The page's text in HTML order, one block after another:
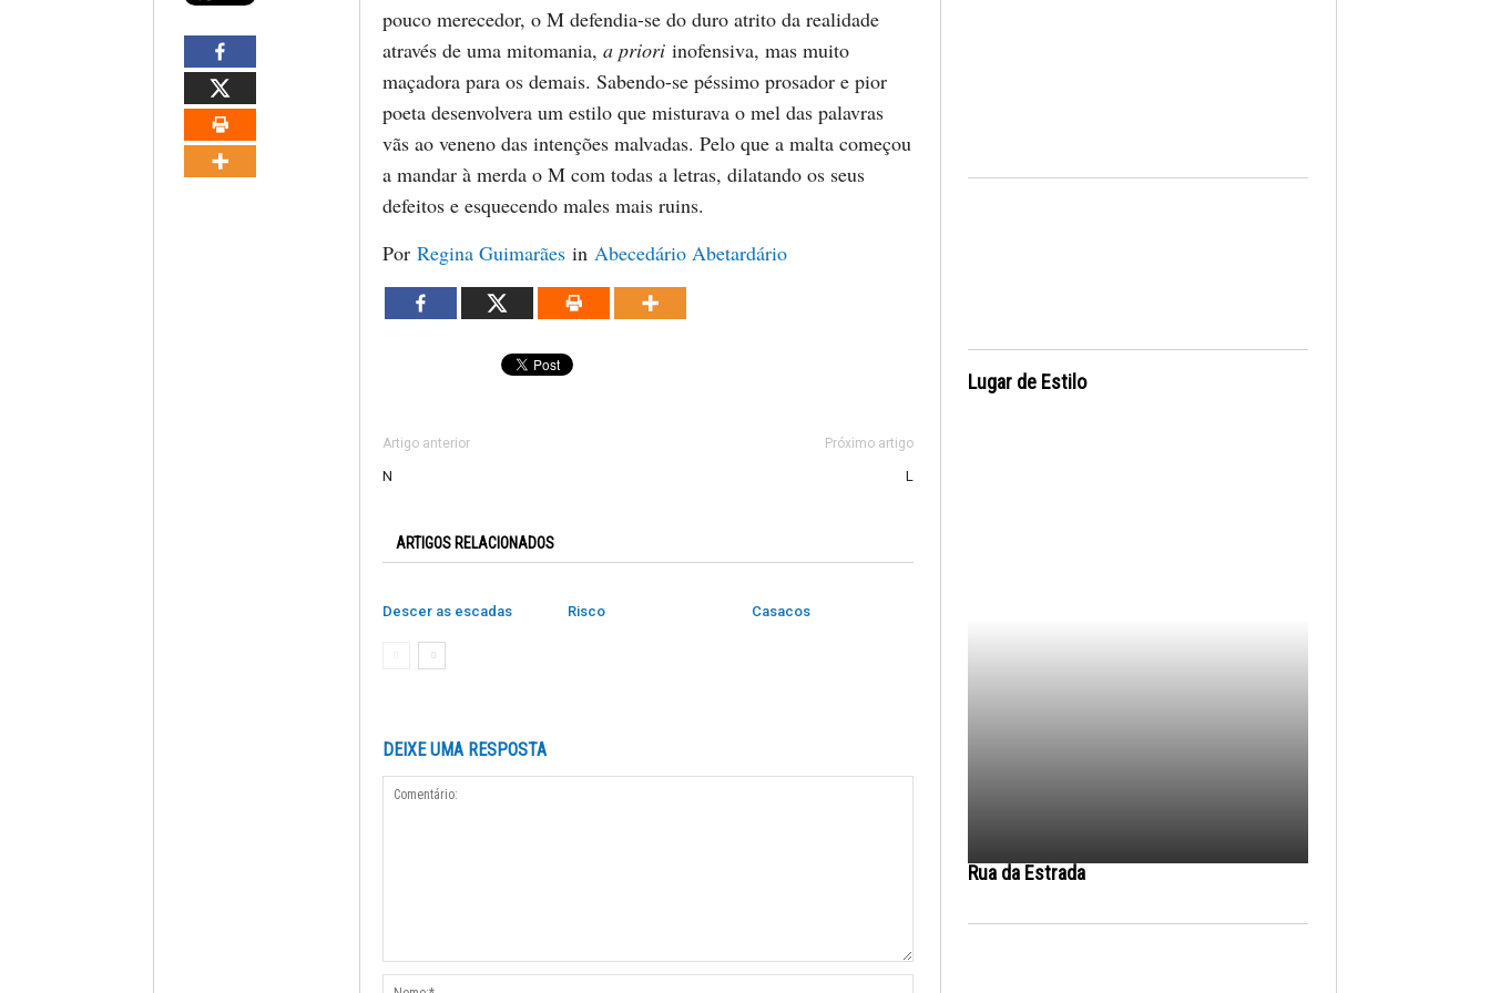
pouco merecedor, o M defendia-se do duro atrito da realidade
através de uma mitomania, a priori inofensiva, mas muito
maçadora para os demais. Sabendo-se péssimo prosador e pior
poeta desenvolvera um estilo que misturava o mel das palavras
vãs ao veneno das intenções malvadas. Pelo que a malta começou
a mandar à merda o M com todas a letras, dilatando os seus
defeitos e esquecendo males mais ruins.
Por Regina Guimarães in Abecedário Abetardário
Artigo anterior
N
Próximo artigo
L
ARTIGOS RELACIONADOS
Descer as escadas Risco Casacos
DEIXE UMA RESPOSTA
Lugar de Estilo
Rua da Estrada